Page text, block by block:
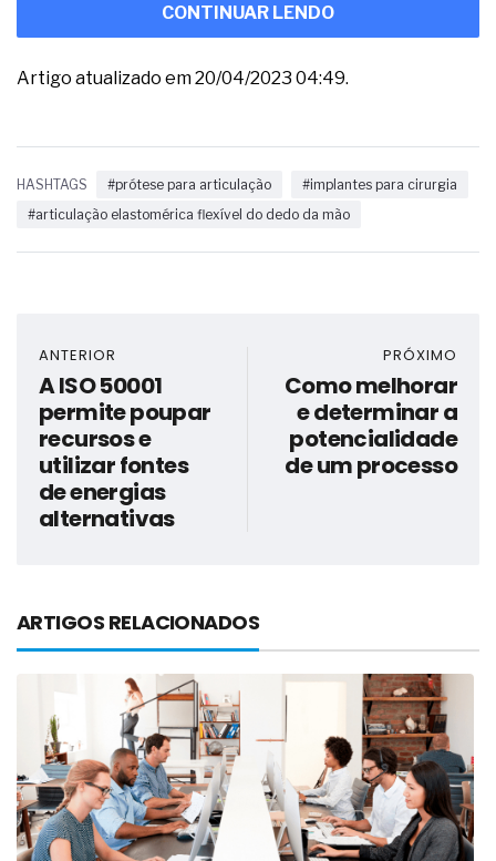
CONTINUAR LENDO
Artigo atualizado em 20/04/2023 04:49.
HASHTAGS #prótese para articulação
#implantes para cirurgia
#articulação elastomérica flexível do dedo da mão
ANTERIOR
A ISO 50001
permite poupar
recursos e
utilizar fontes
de energias
alternativas
PRÓXIMO
Como melhorar
e determinar a
potencialidade
de um processo
ARTIGOS RELACIONADOS